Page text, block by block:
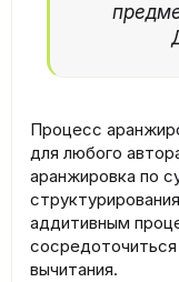
Процесс
для любого
аранжировка по
аддитивным
вычитания.